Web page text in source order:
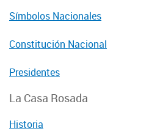
Símbolos Nacionales
Constitución Nacional
Presidentes
La Casa Rosada
Historia